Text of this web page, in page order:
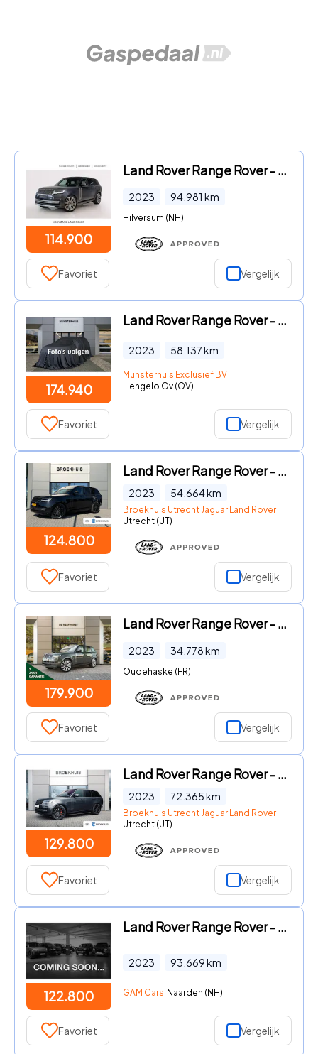
114.900
Land Rover Range Rover - 3.0 P440e HSE PHEV l Schuifdak l Massage l Koelbox l BTW l 2
2023 94.981 km
Hilversum (NH)
Favoriet Vergelijk
174.940
Land Rover Range Rover - 4.4 P530 SV MHEV | British Racing Green Satijnglans | Massag
2023 58.137km
Munsterhuis Exclusief BV
Hengelo Ov (OV)
Favoriet Vergelijk
124.800
Land Rover Range Rover - P510e HSE | Shadow Pack | Hot Climate Pack | Vierwielsturing
2023 54.664km
Broekhuis Utrecht Jaguar Land Rover
Utrecht (UT)
Favoriet Vergelijk
179.900
Land Rover Range Rover - 4.4 P530 SV MHEV | Nieuwprijs € 289.134 | Signature Audio |
2023 34.778km
Oudehaske (FR)
Favoriet Vergelijk
129.800
Land Rover Range Rover - P510e Autobiography | Shadow Pack | Treeplanken | Head-up |
2023 72.365km
Broekhuis Utrecht Jaguar Land Rover
Utrecht (UT)
Favoriet Vergelijk
122.800
Land Rover Range Rover - 3.0 P510e Autobiography PHEV 23" | TOWBAR | REAR SEAT ENTERT
2023 93.669km
GAM Cars Naarden (NH)
Favoriet Vergelijk